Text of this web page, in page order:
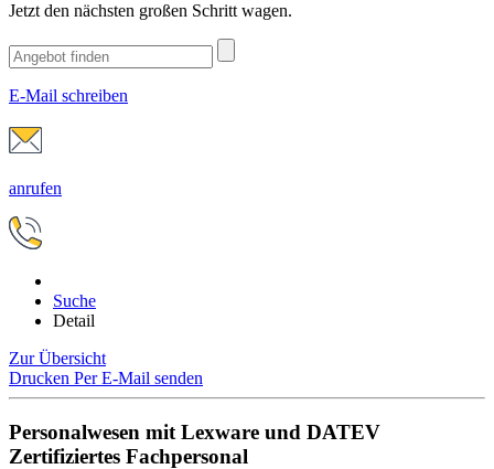
Jetzt den nächsten großen Schritt wagen.
E-Mail schreiben
anrufen
Suche
Detail
Zur Übersicht
Drucken Per E-Mail senden
Personalwesen mit Lexware und DATEV
Zertifiziertes Fachpersonal